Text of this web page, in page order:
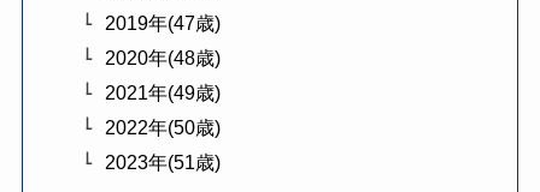
2019年(47歳)
2020年(48歳)
2021年(49歳)
2022年(50歳)
2023年(51歳)